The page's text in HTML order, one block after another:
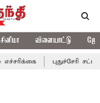
சினிமா விளையாட்டு
புதுச்சேரி சட்டசபையில்